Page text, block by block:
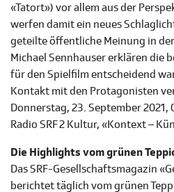
«Tatort») vor allem aus der
werfen damit ein neues
geteilte öffentliche Meinung in
Michael Sennhauser erklären die
für den Spielfilm entscheidend
Kontakt mit den Protagonisten
Donnerstag, 23. September 2021,
Radio SRF 2 Kultur, «Kontext –
Die Highlights vom grünen
Das SRF-Gesellschaftsmagazin
berichtet täglich vom grünen